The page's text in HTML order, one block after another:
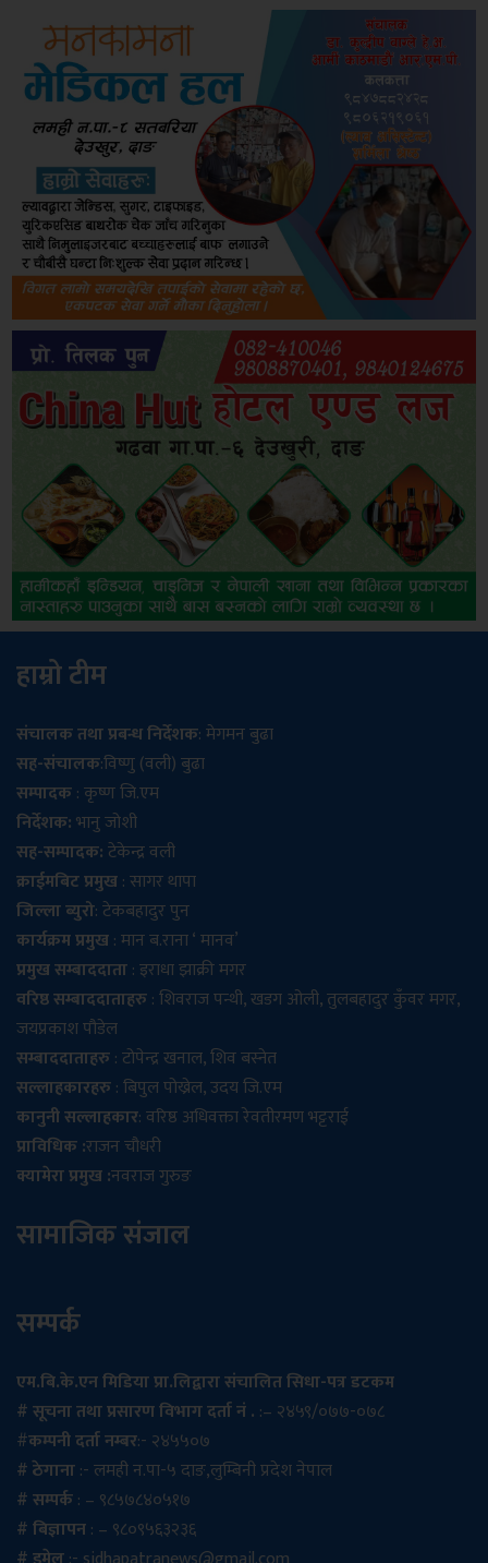
हाम्रो टीम
संचालक तथा प्रबन्ध निर्देशक: मेगमन बुढा
सह-संचालक:विष्णु (वली) बुढा
सम्पादक: कृष्ण जि.एम
निर्देशक:भानु जोशी
सह-सम्पादक:टेकेन्द्र वली
क्राईमबिट प्रमुख: सागर थापा
जिल्ला ब्युरो: टेकबहादुर पुन
कार्यक्रम प्रमुख: मान ब.राना ‘ मानव’
प्रमुख सम्बाददाता: इराधा झाक्री मगर
वरिष्ठ सम्बाददाताहरु: शिवराज पन्थी, खडग ओली, तुलबहादुर कुँवर मगर,
जयप्रकाश पौडेल
सम्बाददाताहरु: टोपेन्द्र खनाल, शिव बस्नेत
सल्लाहकारहरु: बिपुल पोख्रेल, उदय जि.एम
कानुनी सल्लाहकार: वरिष्ठ अधिवक्ता रेवतीरमण भट्टराई
प्राविधिक :राजन चौधरी
क्यामेरा प्रमुख :नवराज गुरुङ
सामाजिक संजाल
सम्पर्क
एम.बि.के.एन मिडिया प्रा.लिद्वारा संचालित सिधा-पत्र डटकम
# सूचना तथा प्रसारण विभाग दर्ता नं . :– २४५९/०७७-०७८
#कम्पनी दर्ता नम्बर:- २४५५०७
# ठेगाना:- लमही न.पा-५ दाङ,लुम्बिनी प्रदेश नेपाल
# सम्पर्क: – ९८५७८४०५१७
# बिज्ञापन: – ९८०९५६३२३६